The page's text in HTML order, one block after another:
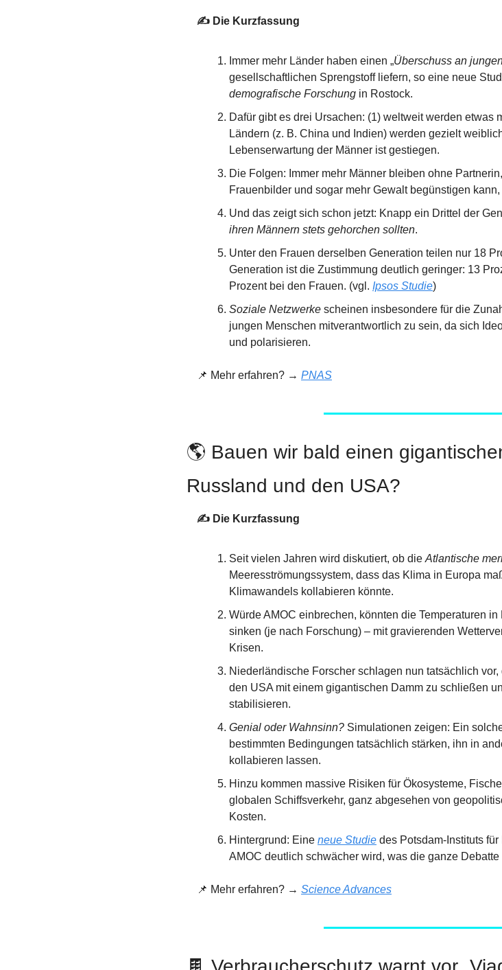
✍️ Die Kurzfassung
Immer mehr Länder haben einen „Überschuss an
gesellschaftlichen Sprengstoff liefern, so eine neue
demografische Forschung in Rostock.
Dafür gibt es drei Ursachen: (1) weltweit werden etwas
Ländern (z. B. China und Indien) werden gezielt
Lebenserwartung der Männer ist gestiegen.
Die Folgen: Immer mehr Männer bleiben ohne
Frauenbilder und sogar mehr Gewalt begünstigen
Und das zeigt sich schon jetzt: Knapp ein Drittel der
ihren Männern stets gehorchen sollten.
Unter den Frauen derselben Generation teilen nur 18
Generation ist die Zustimmung deutlich geringer: 13
Prozent bei den Frauen. (vgl. Ipsos Studie)
Soziale Netzwerke scheinen insbesondere für die
jungen Menschen mitverantwortlich zu sein, da sich
und polarisieren.
📌 Mehr erfahren? → PNAS
🌎 Bauen wir bald einen
Russland und den USA?
✍️ Die Kurzfassung
Seit vielen Jahren wird diskutiert, ob die Atlantische
Meeresströmungssystem, dass das Klima in Europa
Klimawandels kollabieren könnte.
Würde AMOC einbrechen, könnten die Temperaturen
sinken (je nach Forschung) – mit gravierenden
Krisen.
Niederländische Forscher schlagen nun tatsächlich
den USA mit einem gigantischen Damm zu schließen
stabilisieren.
Genial oder Wahnsinn? Simulationen zeigen: Ein
bestimmten Bedingungen tatsächlich stärken, ihn in
kollabieren lassen.
Hinzu kommen massive Risiken für Ökosysteme,
globalen Schiffsverkehr, ganz abgesehen von
Kosten.
Hintergrund: Eine neue Studie des Potsdam-Instituts
AMOC deutlich schwächer wird, was die ganze
📌 Mehr erfahren? → Science Advances